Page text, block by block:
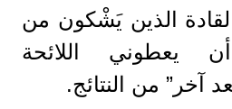
الذين يَشْكون من
يعطوني اللائحة
آخر” من النتائج.